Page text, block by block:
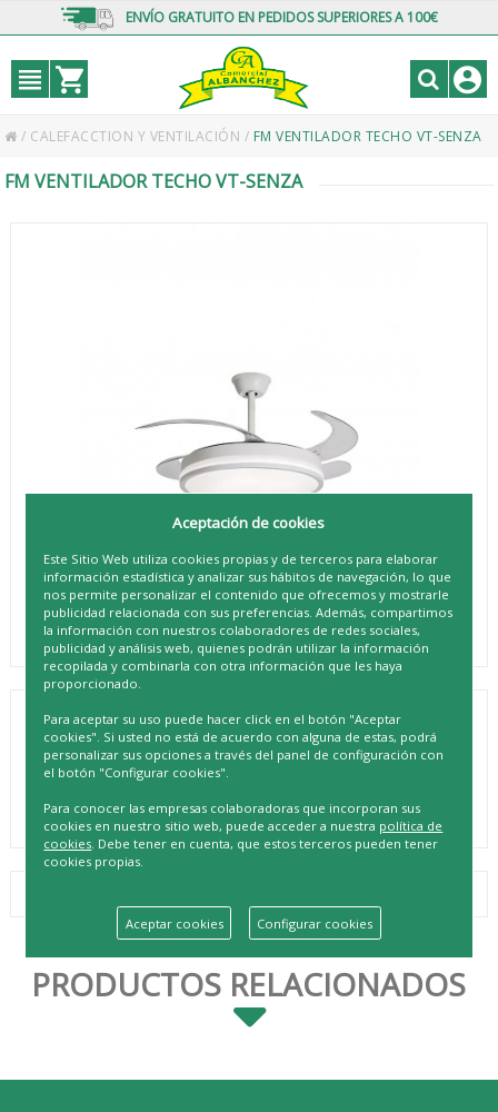
ENVÍO GRATUITO EN PEDIDOS SUPERIORES A 100€
/ CALEFACCTION Y VENTILACIÓN / FM VENTILADOR TECHO VT-SENZA
FM VENTILADOR TECHO VT-SENZA
FM VENTILADOR TECHO VT-SENZA
REF. 8427561023453
PRODUCTOS RELACIONADOS
Aceptación de cookies
Este Sitio Web utiliza cookies propias y de terceros para elaborar
información estadística y analizar sus hábitos de navegación, lo que
nos permite personalizar el contenido que ofrecemos y mostrarle
publicidad relacionada con sus preferencias. Además, compartimos
la información con nuestros colaboradores de redes sociales,
publicidad y análisis web, quienes podrán utilizar la información
recopilada y combinarla con otra información que les haya
proporcionado.
Para aceptar su uso puede hacer click en el botón "Aceptar
cookies". Si usted no está de acuerdo con alguna de estas, podrá
personalizar sus opciones a través del panel de configuración con
el botón "Configurar cookies".
Para conocer las empresas colaboradoras que incorporan sus
cookies en nuestro sitio web, puede acceder a nuestra política de
cookies. Debe tener en cuenta, que estos terceros pueden tener
cookies propias.
Aceptar cookies Configurar cookies